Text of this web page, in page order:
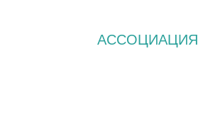
АССОЦИАЦИЯ